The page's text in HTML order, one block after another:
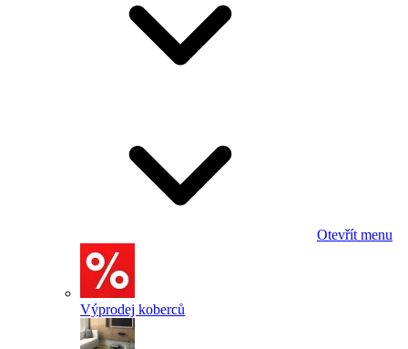
Otevřít menu
Výprodej koberců